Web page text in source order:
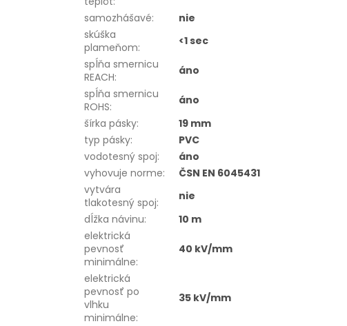
samozhášavé:
nie
skúška
plameňom:
<1 sec
spĺňa smernicu
REACH:
áno
spĺňa smernicu
ROHS:
áno
šírka pásky:
19 mm
typ pásky:
PVC
vodotesný spoj:
áno
vyhovuje norme:
ČSN EN 6045431
vytvára
tlakotesný spoj:
nie
dĺžka návinu:
10 m
elektrická
pevnosť
minimálne:
40 kV/mm
elektrická
pevnosť po
vlhku
minimálne:
35 kV/mm